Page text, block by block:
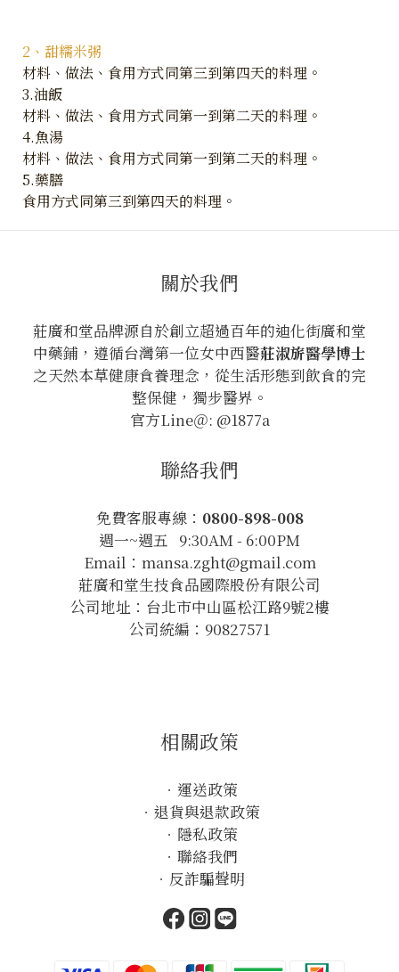
2、甜糯米粥
材料、做法、食用方式同第三到第四天的料理。
3.油飯
材料、做法、食用方式同第一到第二天的料理。
4.魚湯
材料、做法、食用方式同第一到第二天的料理。
5.藥膳
食用方式同第三到第四天的料理。
關於我們
莊廣和堂品牌源自於創立超過百年的迪化街廣和堂
中藥鋪，遵循台灣第一位女中西醫莊淑旂醫學博士
之天然本草健康食養理念，從生活形態到飲食的完
整保健，獨步醫界。
官方Line＠: @1877a
聯絡我們
免費客服專線： 0800-898-008
週一~週五 9:30AM - 6:00PM
Email：mansa.zght@gmail.com
莊廣和堂生技食品國際股份有限公司
公司地址：台北市中山區松江路9號2樓
公司統編：90827571
相關政策
． 運送政策
． 退貨與退款政策
． 隱私政策
． 聯絡我們
． 反詐騙聲明